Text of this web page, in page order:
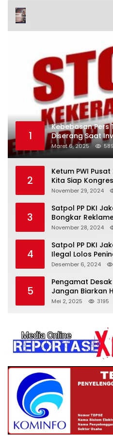
1
Kebebasan
Diserang Saat
Terlarang
Maret 6, 2025
2
Ketum PWI
Kita Siap
Desember 2024
November 29, 2024
3
Satpol PP DKI
Bongkar
November 28, 2024
4
Satpol PP DKI
Ilegal Lolos
Desember 6, 2024
5
Pengamat
Jangan Biarkan
‘Spa Berkedok
Mei 2, 2025 3195